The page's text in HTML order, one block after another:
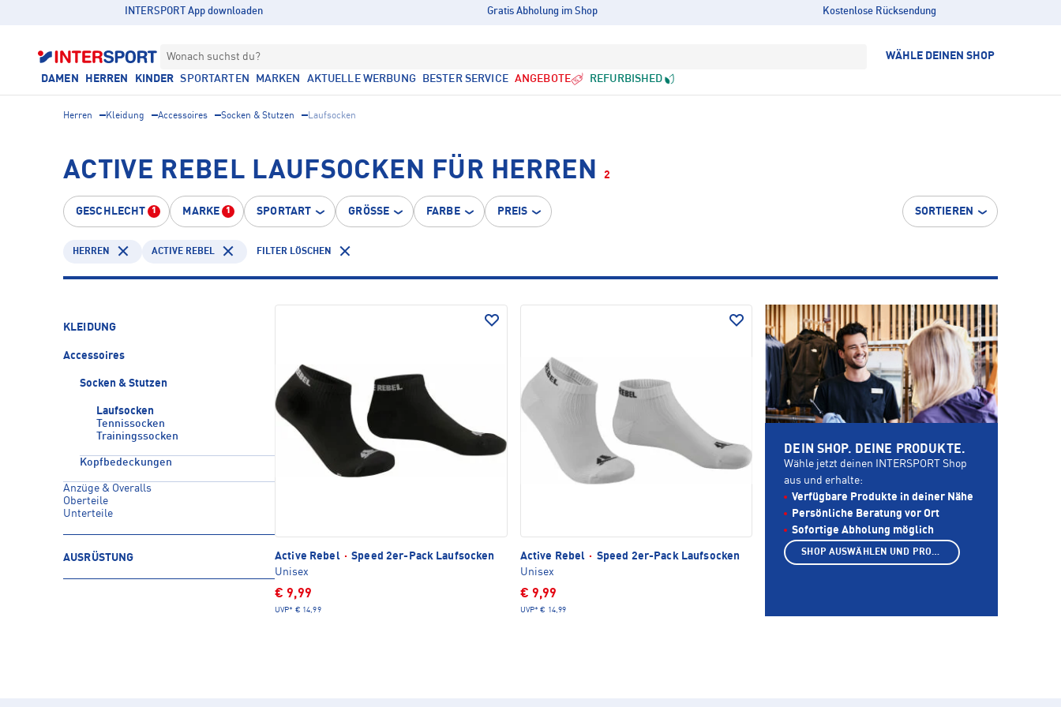
INTERSPORT App downloaden Gratis Abholung im Shop Kostenlose Rücksendung
Wonach suchst du? WÄHLE DEINEN SHOP
DAMEN HERREN KINDER SPORTARTEN MARKEN AKTUELLE WERBUNG BESTER SERVICE ANGEBOTE REFURBISHED
Herren Kleidung Accessoires Socken & Stutzen Laufsocken
ACTIVE REBEL LAUFSOCKEN FÜR HERREN 2
GESCHLECHT 1 MARKE 1 SPORTART GRÖSSE FARBE PREIS SORTIEREN
HERREN ACTIVE REBEL FILTER LÖSCHEN
KLEIDUNG
Accessoires
Socken & Stutzen
Laufsocken
Tennissocken
Trainingssocken
Kopfbedeckungen
Anzüge & Overalls
Oberteile
Unterteile
AUSRÜSTUNG Active Rebel · Speed 2er-Pack Laufsocken
Unisex
€ 9,99
UVP* € 14,99
Active Rebel · Speed 2er-Pack Laufsocken
Unisex
€ 9,99
UVP* € 14,99
DEIN SHOP. DEINE PRODUKTE.
Wähle jetzt deinen INTERSPORT Shop
aus und erhalte:
Verfügbare Produkte in deiner Nähe
Persönliche Beratung vor Ort
Sofortige Abholung möglich
SHOP AUSWÄHLEN UND PRODUKTE ANZEIGEN